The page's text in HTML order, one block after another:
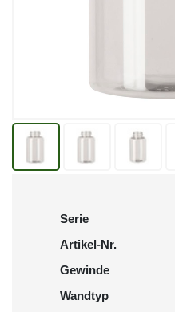
Serie
Artikel-Nr.
Gewinde
Wandtyp